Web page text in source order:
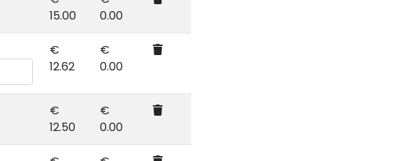
15.00
0.00
€
12.62
€
0.00
€
12.50
€
0.00